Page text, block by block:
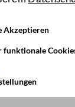
Akzeptieren
funktionale